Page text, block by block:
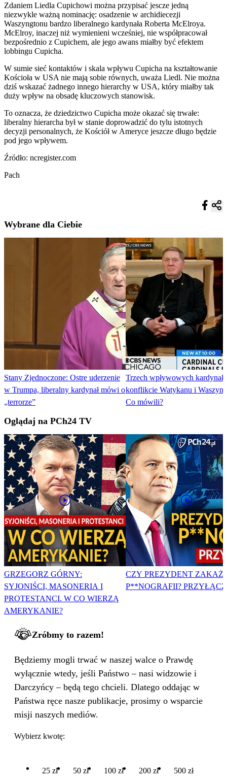
Zdaniem Liedla Cupichowi można przypisać jescze jedną
niezwykle ważną nominację: osadzenie w archidiecezji
Waszyngtonu bardzo liberalnego kardynała Roberta McElroya.
McElroy, inaczej niż wymienieni wcześniej, nie współpracował
bezpośrednio z Cupichem, ale jego awans miałby być efektem
lobbingu Cupicha.
W sumie sieć kontaktów i skala wpływu Cupicha na kształtowanie
Kościoła w USA nie mają sobie równych, uważa Liedl. Nie można
dziś wskazać żadnego innego hierarchy w USA, który miałby tak
duży wpływ na obsadę kluczowych stanowisk.
To oznacza, że dziedzictwo Cupicha może okazać się trwałe:
liberalny hierarcha był w stanie doprowadzić do tylu istotnych
decyzji personalnych, że Kościół w Ameryce jeszcze długo będzie
pod jego wpływem.
Źródło: ncregister.com
Pach
Wybrane dla Ciebie
Stany Zjednoczone: Ostre uderzenie
w Trumpa, liberalny kardynał mówi o
„terrorze”
Trzech wpływowych
konflikcie Watykanu i
Co mówili?
Oglądaj na PCh24 TV
GRZEGORZ GÓRNY:
SYJONIŚCI, MASONERIA I
PROTESTANCI. W CO WIERZĄ
AMERYKANIE?
CZY PREZYDENT
P**NOGRAFII?
Zróbmy to razem!
Będziemy mogli trwać w naszej walce o Prawdę
wyłącznie wtedy, jeśli Państwo – nasi widzowie i
Darczyńcy – będą tego chcieli. Dlatego oddając w
Państwa ręce nasze publikacje, prosimy o wsparcie
misji naszych mediów.
Wybierz kwotę:
25 zł 50 zł 100 zł 200 zł 500 zł